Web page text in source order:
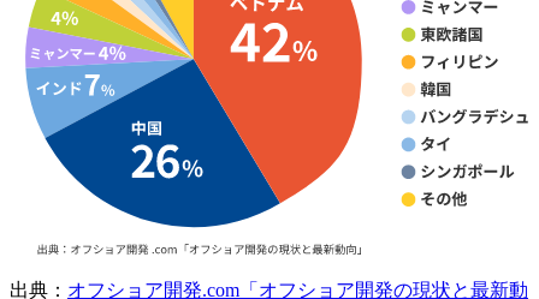
出典： オフショア開発.com「オフショア開発の現状と最新動